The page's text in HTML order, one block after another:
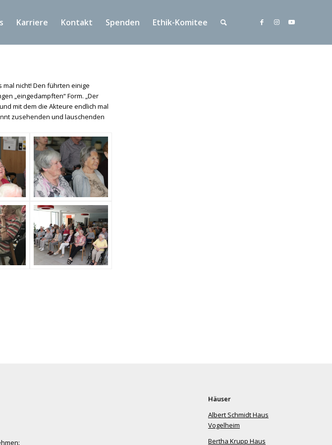
Karriere Kontakt Spenden Ethik-Komitee
mal nicht! Den führten einige
„eingedampften“ Form. „Der
mit dem die Akteure endlich mal
zusehenden und lauschenden
Häuser
Albert Schmidt Haus
Vogelheim
Bertha Krupp Haus